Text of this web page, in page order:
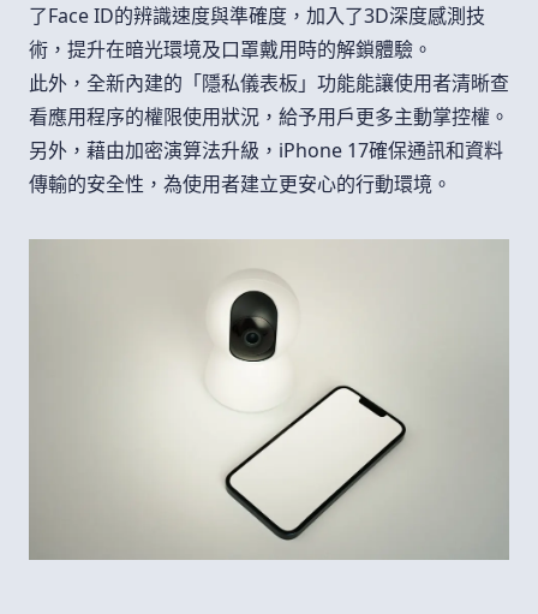
了Face ID的辨識速度與準確度，加入了3D深度感測技
術，提升在暗光環境及口罩戴用時的解鎖體驗。
此外，全新內建的「隱私儀表板」功能能讓使用者清晰查
看應用程序的權限使用狀況，給予用戶更多主動掌控權。
另外，藉由加密演算法升級，iPhone 17確保通訊和資料
傳輸的安全性，為使用者建立更安心的行動環境。